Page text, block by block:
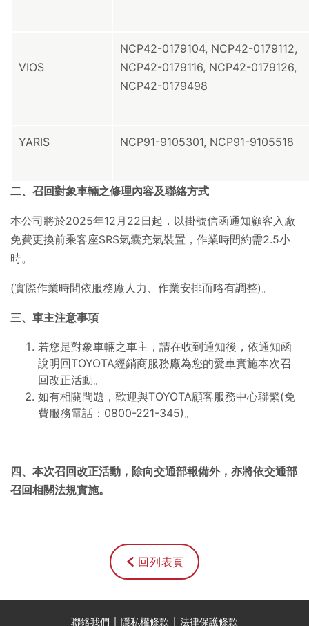
VIOS
NCP42-0179104, NCP42-0179112,
NCP42-0179116, NCP42-0179126,
NCP42-0179498
YARIS NCP91-9105301, NCP91-9105518
二、 召回對象車輛之修理內容及聯絡方式
本公司將於2025年12月22日起，以掛號信函通知顧客入廠
免費更換前乘客座SRS氣囊充氣裝置，作業時間約需2.5小
時。
(實際作業時間依服務廠人力、作業安排而略有調整)。
三、車主注意事項
若您是對象車輛之車主，請在收到通知後，依通知函
說明回TOYOTA經銷商服務廠為您的愛車實施本次召
回改正活動。
如有相關問題，歡迎與TOYOTA顧客服務中心聯繫(免
費服務電話：0800-221-345)。
四、本次召回改正活動，除向交通部報備外，亦將依交通部
召回相關法規實施。
回列表頁
聯絡我們 隱私權條款 法律保護條款